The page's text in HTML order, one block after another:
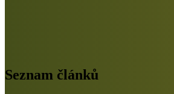
Seznam článků